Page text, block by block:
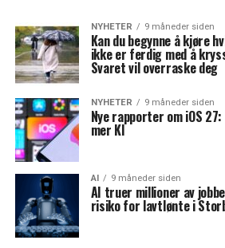
NYHETER 9 måneder siden
Kan du begynne å kjøre
ikke er ferdig med å
Svaret vil overraske deg
NYHETER 9 måneder siden
Nye rapporter om iOS
mer KI
AI 9 måneder siden
AI truer millioner av
risiko for lavtlønte i